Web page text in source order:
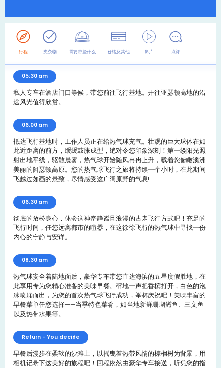
行程 夹杂物 需要带些什么 价格及其他 影片 点评
05:30 am
私人专车在酒店门口等候，带您前往飞行基地。开往亚瑟顿高地的沿
途风光值得欣赏。
06.00 am
抵达飞行基地时，工作人员正在给热气球充气。壮观的巨大球体在如
此近距离的前方，缓缓鼓胀成型，绝对令您印象深刻！第一缕阳光照
射出地平线，驱散晨雾，热气球开始随风冉冉上升，载着您俯瞰澳洲
美丽的阿瑟顿高原。您的热气球飞行之旅将持续一个小时，在此期间
飞越过如画的景致，尽情感受这广阔原野的气息!
06.30 am
彻底的放松身心，体验这神奇静谧且浪漫的古老飞行方式吧！充足的
飞行时间，任您远离都市的喧嚣，在这徐徐飞行的热气球中寻找一份
内心的宁静与安详。
08.30 am
热气球安全着陆地面后，豪华专车带您直达海滨的五星度假胜地，在
此享用专为您精心准备的美味早餐。砰地一声把香槟打开，白色的泡
沫喷涌而出，为您的首次热气球飞行成功，举杯庆祝吧！美味丰富的
早餐菜单任您选择——当季特色菜肴，如当地新鲜珊瑚鳟鱼、三文鱼
以及热带水果等。
Return - You decide
早餐后漫步在柔软的沙滩上，以摇曳着热带风情的棕榈树为背景，用
相机记录下这美好的旅程吧！回程依然由豪华专车接送，听凭您的指